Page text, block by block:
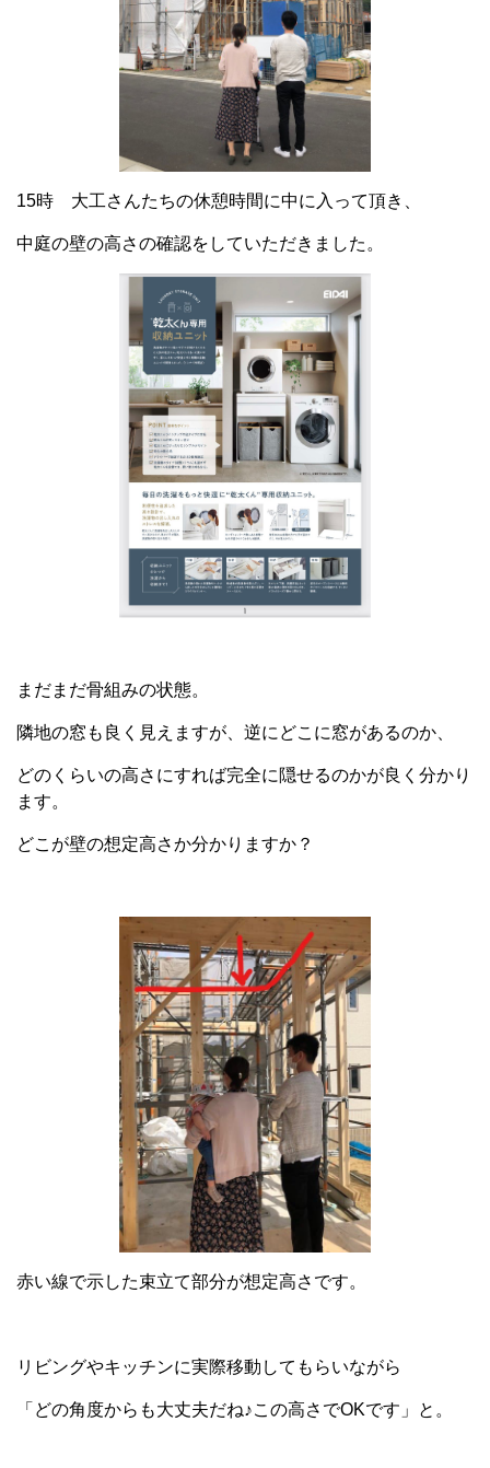
15時 大工さんたちの休憩時間に中に入って頂き、
中庭の壁の高さの確認をしていただきました。
まだまだ骨組みの状態。
隣地の窓も良く見えますが、逆にどこに窓があるのか、
どのくらいの高さにすれば完全に隠せるのかが良く分かり
ます。
どこが壁の想定高さか分かりますか？
赤い線で示した束立て部分が想定高さです。
リビングやキッチンに実際移動してもらいながら
「どの角度からも大丈夫だね♪この高さでOKです」と。